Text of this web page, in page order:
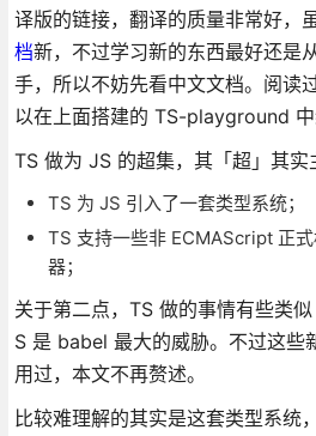
译版的链接，翻译的质量非常好，
档新，不过学习新的东西最好还是
手，所以不妨先看中文文档。阅读
以在上面搭建的 TS-playground 中
TS 做为 JS 的超集，其「超」其实
TS 为 JS 引入了一套类型系统；
TS 支持一些非 ECMAScript 正
器；
关于第二点，TS 做的事情有些类
S 是 babel 最大的威胁。不过这些
用过，本文不再赘述。
比较难理解的其实是这套类型系统